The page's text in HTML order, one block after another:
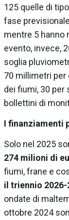
125 quelle di
fase
mentre 5 hanno
evento, invece,
soglia
70 millimetri per
dei fiumi, 30 per
bollettini di
I finanziamenti
Solo nel 2025
274 milioni di
fiumi, frane e
il triennio 2026-
ondate di
ottobre 2024